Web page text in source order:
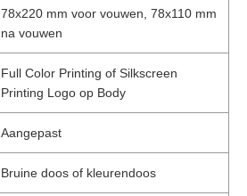
78x220 mm voor vouwen, 78x110 mm
na vouwen
Full Color Printing of Silkscreen
Printing Logo op Body
Aangepast
Bruine doos of kleurendoos